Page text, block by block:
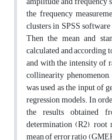
the frequency
clusters in SPSS
Then the mean and
calculated and according
and with the intensity of
collinearity
was used as the input of
regression models. In
the results obtained
determination (R2), root